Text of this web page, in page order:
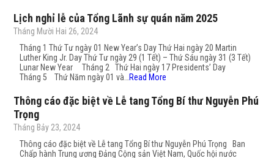
Lịch nghỉ lễ của Tổng Lãnh sự quán năm 2025
Tháng Mười Hai 26, 2024
Tháng 1 Thứ Tư ngày 01 New Year’s Day Thứ Hai ngày 20 Martin
Luther King Jr. Day Thứ Tư ngày 29 (1 Tết) – Thứ Sáu ngày 31 (3 Tết)
Lunar New Year Tháng 2 Thứ Hai ngày 17 Presidents’ Day
Tháng 5 Thứ Năm ngày 01 và… Read More
Thông cáo đặc biệt về Lễ tang Tổng Bí thư Nguyễn Phú
Trọng
Tháng Bảy 23, 2024
Thông cáo đặc biệt về Lễ tang Tổng Bí thư Nguyễn Phú Trọng Ban
Chấp hành Trung ương Đảng Cộng sản Việt Nam, Quốc hội nước